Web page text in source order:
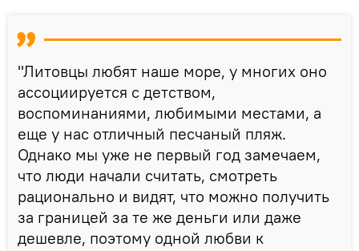
"Литовцы любят наше море, у многих оно
ассоциируется с детством,
воспоминаниями, любимыми местами, а
еще у нас отличный песчаный пляж.
Однако мы уже не первый год замечаем,
что люди начали считать, смотреть
рационально и видят, что можно получить
за границей за те же деньги или даже
дешевле, поэтому одной любви к